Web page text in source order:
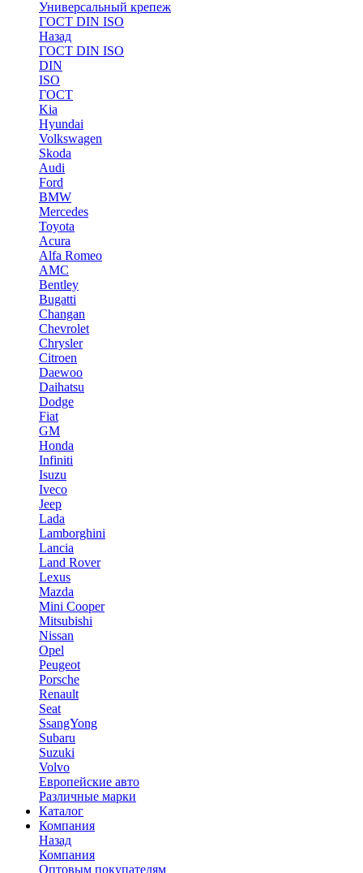
Универсальный крепеж
ГОСТ DIN ISO
Назад
ГОСТ DIN ISO
DIN
ISO
ГОСТ
Kia
Hyundai
Volkswagen
Skoda
Audi
Ford
BMW
Mercedes
Toyota
Acura
Alfa Romeo
AMC
Bentley
Bugatti
Changan
Chevrolet
Chrysler
Citroen
Daewoo
Daihatsu
Dodge
Fiat
GM
Honda
Infiniti
Isuzu
Iveco
Jeep
Lada
Lamborghini
Lancia
Land Rover
Lexus
Mazda
Mini Cooper
Mitsubishi
Nissan
Opel
Peugeot
Porsche
Renault
Seat
SsangYong
Subaru
Suzuki
Volvo
Европейские авто
Различные марки
Каталог
Компания
Назад
Компания
Оптовым покупателям